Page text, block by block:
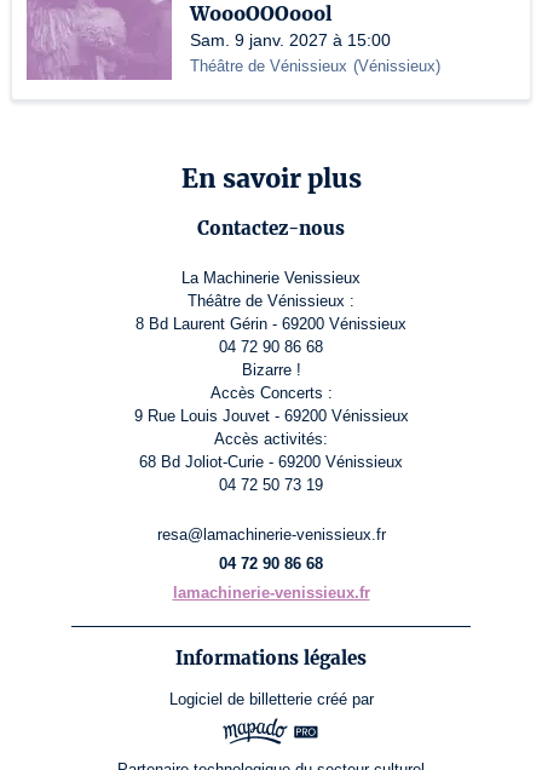
WoooOOOoool
Sam. 9 janv. 2027 à 15:00
Théâtre de Vénissieux (Vénissieux)
En savoir plus
Contactez-nous
La Machinerie Venissieux
Théâtre de Vénissieux :
8 Bd Laurent Gérin - 69200 Vénissieux
04 72 90 86 68
Bizarre !
Accès Concerts :
9 Rue Louis Jouvet - 69200 Vénissieux
Accès activités:
68 Bd Joliot-Curie - 69200 Vénissieux
04 72 50 73 19
resa@lamachinerie-venissieux.fr
04 72 90 86 68
lamachinerie-venissieux.fr
Informations légales
Logiciel de billetterie créé par